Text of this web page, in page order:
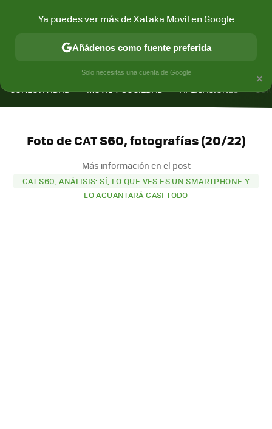
CONECTIVIDAD MÓVIL Y SOCIEDAD APLICACIONES
Foto de CAT S60, fotografías (20/22)
Más información en el post
CAT S60, ANÁLISIS: SÍ, LO QUE VES ES UN SMARTPHONE Y
LO AGUANTARÁ CASI TODO
×
Ya puedes ver más de Xataka Movil en Google
Añádenos como fuente preferida
Solo necesitas una cuenta de Google